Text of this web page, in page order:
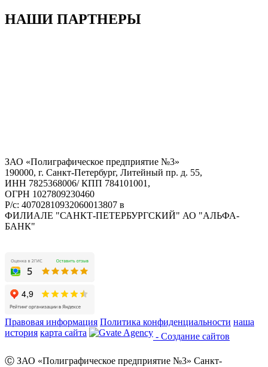
НАШИ ПАРТНЕРЫ
ЗАО «Полиграфическое предприятие №3»
190000, г. Санкт-Петербург, Литейный пр. д. 55,
ИНН 7825368006/ КПП 784101001,
ОГРН 1027809230460
Р/с: 40702810932060013807 в
ФИЛИАЛЕ "САНКТ-ПЕТЕРБУРГСКИЙ" АО "АЛЬФА-
БАНК"
Правовая информация Политика конфиденциальности наша
история карта сайта - Создание сайтов
Ⓒ ЗАО «Полиграфическое предприятие №3» Санкт-